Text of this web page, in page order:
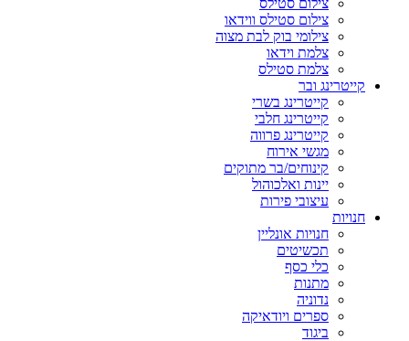
צילום סטילס
צילום סטילס ווידאו
צילומי בוק לבת מצוה
צלמת וידאו
צלמת סטילס
קייטרינג ובר
קייטרינג בשרי
קייטרינג חלבי
קייטרינג פרווה
מגשי אירוח
קינוחים/בר מתוקים
יינות ואלכוהול
עיצובי פירות
חנויות
חנויות אונליין
תכשיטים
כלי כסף
מתנות
נדוניה
ספרים ויודאיקה
ביגוד